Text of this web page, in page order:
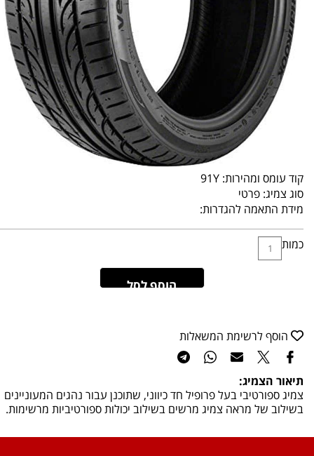
קוד עומס ומהירות: 91Y
סוג צמיג: פרטי
מידת התאמה להגדרות:
כמות
הוסף לסל
הוסף לרשימת המשאלות
תיאור הצמיג:
צמיג ספורטיבי בעל פרופיל חד כיווני, שתוכנן עבור נהגים המעוניינים
בשילוב של מראה צמיג מרשים בשילוב יכולות ספורטיביות מרשימות.